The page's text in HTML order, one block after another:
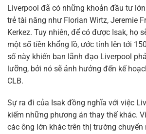
Liverpool đã có những khoản đầu tư
trẻ tài năng như Florian Wirtz, Jeremie
Kerkez. Tuy nhiên, để có được Isak, họ
một số tiền khổng lồ, ước tính lên tới
số này khiến ban lãnh đạo Liverpool
lưỡng, bởi nó sẽ ảnh hưởng đến kế
CLB.
Sự ra đi của Isak đồng nghĩa với việc
kiếm những phương án thay thế khác.
các ông lớn khác trên thị trường chuyển